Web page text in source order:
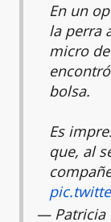
En un
la perra
micro
bolsa.
Es
que, al
— Patricia